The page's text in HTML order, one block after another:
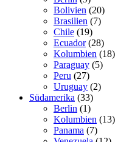
Bolivien (20)
Brasilien (7)
Chile (19)
Ecuador(28)
Kolumbien (18)
Paraguay (5)
Peru (27)
Uruguay (2)
Südamerika (33)
Berlin (1)
Kolumbien (13)
Panama (7)